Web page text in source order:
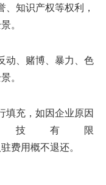
、知识产权等权利，
。
动、赌博、暴力、色
。
填充，如因企业原因
有限
费用概不退还。